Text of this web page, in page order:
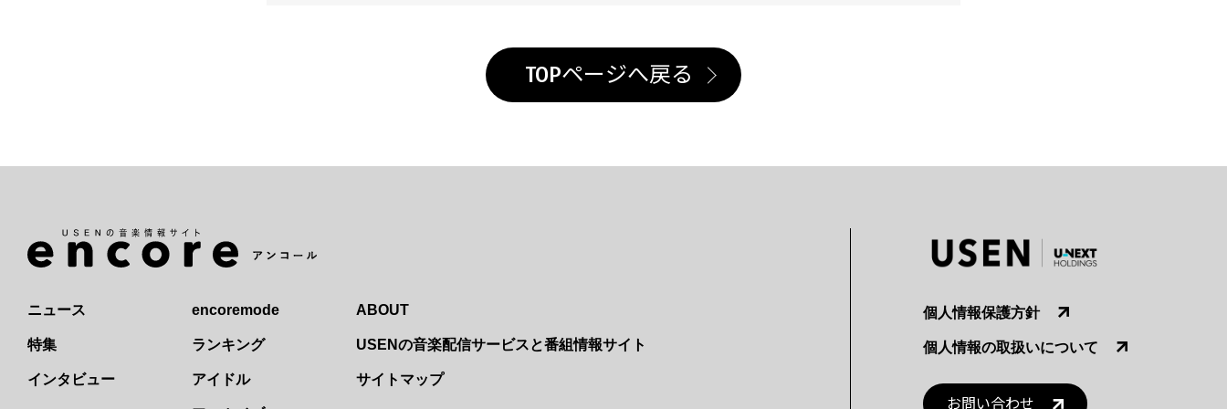
TOPページへ戻る
ニュース
特集
インタビュー
encoremode
ランキング
アイドル
ABOUT
USENの音楽配信サービスと番組情報サイト
サイトマップ
個人情報保護方針
個人情報の取扱いについて
お問い合わせ